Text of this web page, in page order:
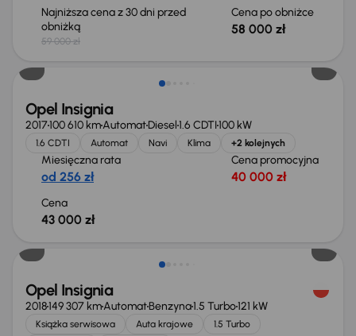
Najniższa cena z 30 dni przed
obniżką
59 000 zł
Cena po obniżce
58 000 zł
Opel Insignia
2017100 610 kmAutomatDiesel1.6 CDTI100 kW
1.6 CDTI Automat Navi Klima +2 kolejnych
Miesięczna rata
od 256 zł
Cena promocyjna
40 000 zł
Cena
43 000 zł
Opel Insignia
2018149 307 kmAutomatBenzyna1.5 Turbo121 kW
Książka serwisowa Auta krajowe 1.5 Turbo